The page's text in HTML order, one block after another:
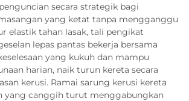
secara strategik bagi
yang ketat tanpa mengganggu
elastik tahan lasak, tali pengikat
lepas pantas bekerja bersama
yang kukuh dan mampu
harian, naik turun kereta secara
kerusi. Ramai sarung kerusi kereta
yang canggih turut menggabungkan